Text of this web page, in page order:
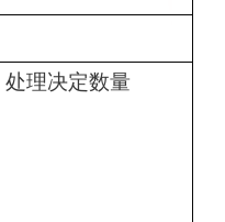
处理决定数量